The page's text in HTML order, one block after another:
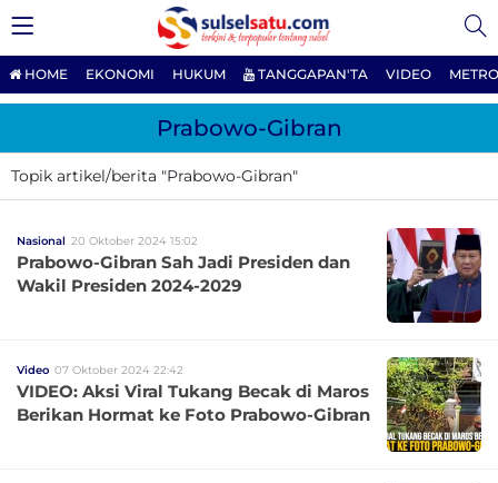
HOME EKONOMI HUKUM TANGGAPAN'TA VIDEO
Prabowo-Gibran
Topik artikel/berita "Prabowo-Gibran"
Nasional 20 Oktober 2024 15:02
Prabowo-Gibran Sah Jadi Presiden dan
Wakil Presiden 2024-2029
Video 07 Oktober 2024 22:42
VIDEO: Aksi Viral Tukang Becak di Maros
Berikan Hormat ke Foto Prabowo-Gibran